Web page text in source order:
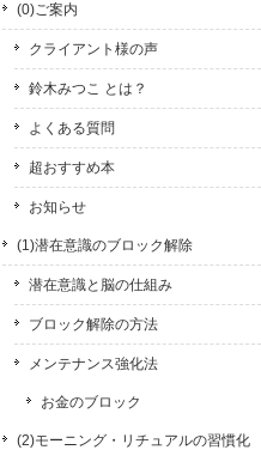
(0)ご案内
クライアント様の声
鈴木みつこ とは？
よくある質問
超おすすめ本
お知らせ
(1)潜在意識のブロック解除
潜在意識と脳の仕組み
ブロック解除の方法
メンテナンス強化法
お金のブロック
(2)モーニング・リチュアルの習慣化